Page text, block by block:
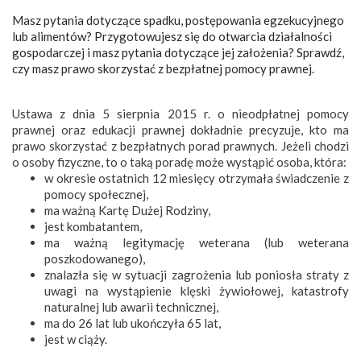
Masz pytania dotyczące spadku, postępowania egzekucyjnego
lub alimentów? Przygotowujesz się do otwarcia działalności
gospodarczej i masz pytania dotyczące jej założenia? Sprawdź,
czy masz prawo skorzystać z bezpłatnej pomocy prawnej.
Ustawa z dnia 5 sierpnia 2015 r. o nieodpłatnej pomocy
prawnej oraz edukacji prawnej dokładnie precyzuje, kto ma
prawo skorzystać z bezpłatnych porad prawnych. Jeżeli chodzi
o osoby fizyczne, to o taką poradę może wystąpić osoba, która:
w okresie ostatnich 12 miesięcy otrzymała świadczenie z
pomocy społecznej,
ma ważną Kartę Dużej Rodziny,
jest kombatantem,
ma ważną legitymację weterana (lub weterana
poszkodowanego),
znalazła się w sytuacji zagrożenia lub poniosła straty z
uwagi na wystąpienie klęski żywiołowej, katastrofy
naturalnej lub awarii technicznej,
ma do 26 lat lub ukończyła 65 lat,
jest w ciąży.